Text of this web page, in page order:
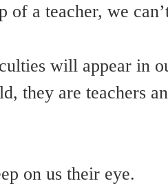
of a teacher, we
will appear in
they are teachers
on us their eye.